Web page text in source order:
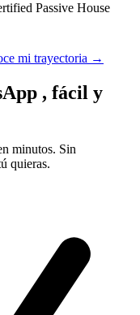
Passive House
mi trayectoria →
, fácil y
minutos. Sin
quieras.